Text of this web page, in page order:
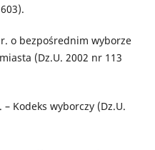
o bezpośrednim wyborze
(Dz.U. 2002 nr 113
Kodeks wyborczy (Dz.U.